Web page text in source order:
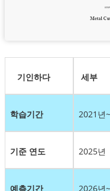
기인하다 세부
학습기간 2021년
기준 연도 2025년
예측기간 2026년